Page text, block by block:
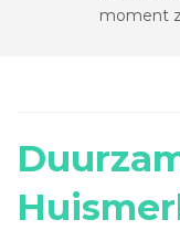
moment